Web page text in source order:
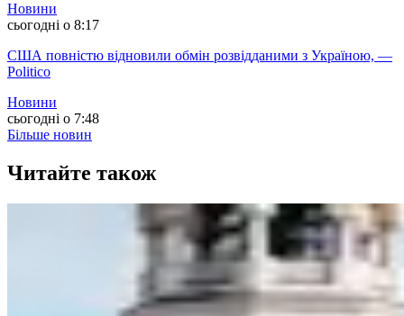
Новини
сьогодні о 8:17
США повністю відновили обмін розвідданими з Україною, —
Politico
Новини
сьогодні о 7:48
Більше новин
Читайте також